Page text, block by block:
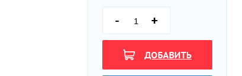
- +
ДОБАВИТЬ